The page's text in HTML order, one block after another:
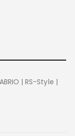
| RS-Style |